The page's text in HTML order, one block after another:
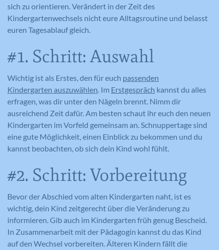
sich zu orientieren. Verändert in der Zeit des
Kindergartenwechsels nicht eure Alltagsroutine und belasst
euren Tagesablauf gleich.
#1. Schritt: Auswahl
Wichtig ist als Erstes, den für euch passenden
Kindergarten auszuwählen. Im Erstgespräch kannst du alles
erfragen, was dir unter den Nägeln brennt. Nimm dir
ausreichend Zeit dafür. Am besten schaut ihr euch den neuen
Kindergarten im Vorfeld gemeinsam an. Schnuppertage sind
eine gute Möglichkeit, einen Einblick zu bekommen und du
kannst beobachten, ob sich dein Kind wohl fühlt.
#2. Schritt: Vorbereitung
Bevor der Abschied vom alten Kindergarten naht, ist es
wichtig, dein Kind zeitgerecht über die Veränderung zu
informieren. Gib auch im Kindergarten früh genug Bescheid.
In Zusammenarbeit mit der Pädagogin kannst du das Kind
auf den Wechsel vorbereiten. Älteren Kindern fällt die